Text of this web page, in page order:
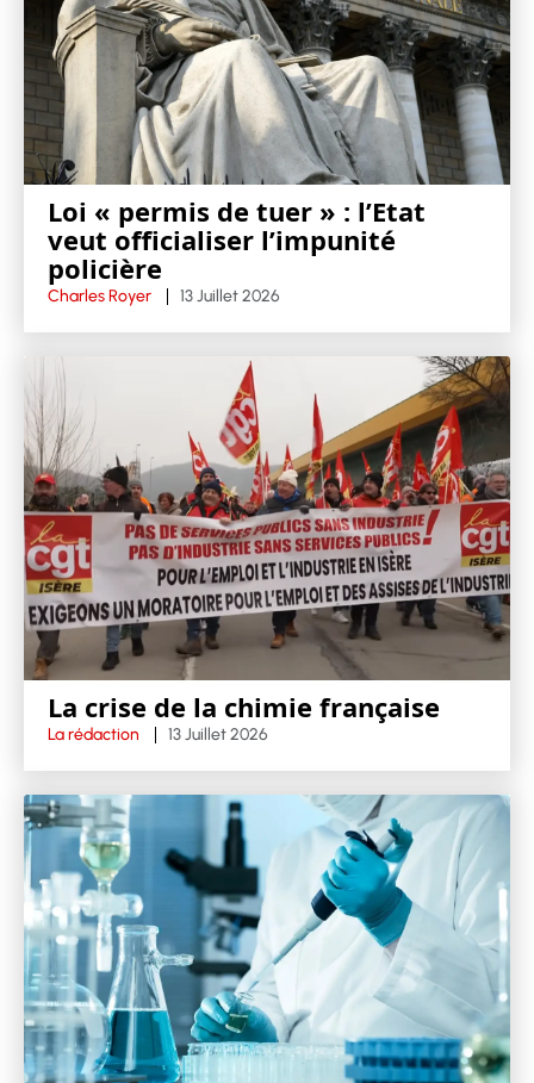
Loi « permis de tuer » : l’Etat
veut officialiser l’impunité
policière
Charles Royer 13 Juillet 2026
La crise de la chimie française
La rédaction 13 Juillet 2026